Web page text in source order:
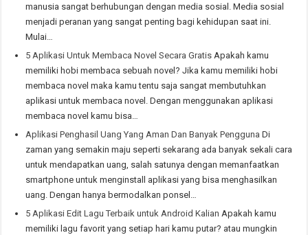
manusia sangat berhubungan dengan media sosial. Media sosial
menjadi peranan yang sangat penting bagi kehidupan saat ini.
Mulai…
5 Aplikasi Untuk Membaca Novel Secara Gratis Apakah kamu
memiliki hobi membaca sebuah novel? Jika kamu memiliki hobi
membaca novel maka kamu tentu saja sangat membutuhkan
aplikasi untuk membaca novel. Dengan menggunakan aplikasi
membaca novel kamu bisa…
Aplikasi Penghasil Uang Yang Aman Dan Banyak Pengguna Di
zaman yang semakin maju seperti sekarang ada banyak sekali cara
untuk mendapatkan uang, salah satunya dengan memanfaatkan
smartphone untuk menginstall aplikasi yang bisa menghasilkan
uang. Dengan hanya bermodalkan ponsel…
5 Aplikasi Edit Lagu Terbaik untuk Android Kalian Apakah kamu
memiliki lagu favorit yang setiap hari kamu putar? atau mungkin